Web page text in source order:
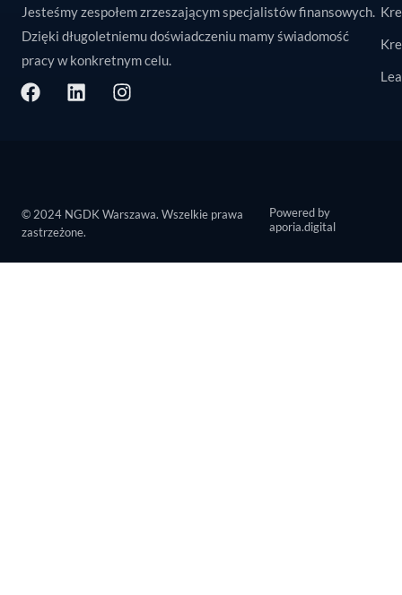
Jesteśmy zespołem zrzeszającym specjalistów finansowych.
Dzięki długoletniemu doświadczeniu mamy świadomość
pracy w konkretnym celu.
© 2024 NGDK Warszawa. Wszelkie prawa
zastrzeżone.
Powered by
aporia.digital